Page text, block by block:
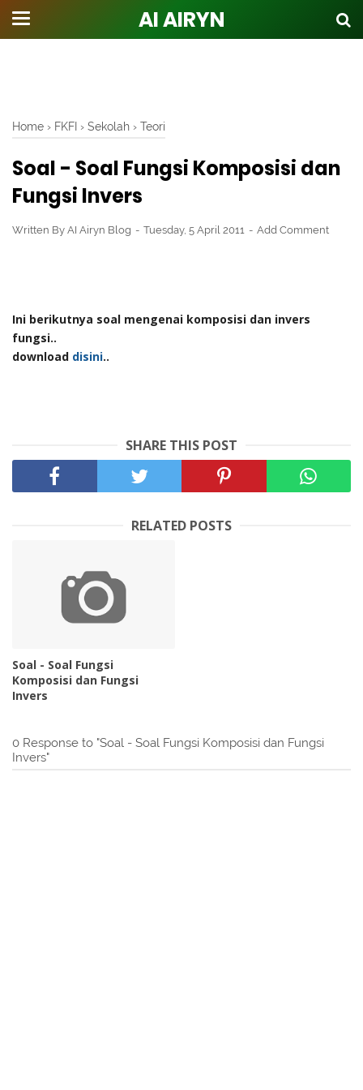
AI AIRYN
Home › FKFI › Sekolah › Teori
Soal - Soal Fungsi Komposisi dan
Fungsi Invers
Written By AI Airyn Blog Tuesday, 5 April 2011 Add Comment
Ini berikutnya soal mengenai komposisi dan invers
fungsi..
download disini..
SHARE THIS POST
RELATED POSTS
Soal - Soal Fungsi
Komposisi dan Fungsi
Invers
0 Response to "Soal - Soal Fungsi Komposisi dan Fungsi
Invers"